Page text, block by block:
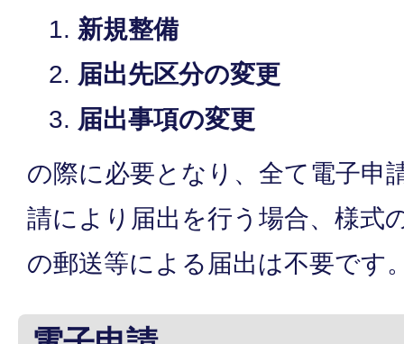
新規整備
届出先区分の変更
届出事項の変更
の際に必要となり、全て電子申
請により届出を行う場合、様式
の郵送等による届出は不要です